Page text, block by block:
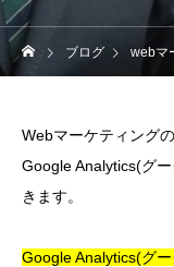
ブログ webマ
Webマーケティングの
Google Analytics(グ
きます。
Google Analytics(グ